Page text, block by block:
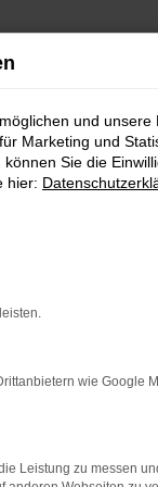
Wir bieten
ganz sicher
auch zu
Qualität
und unsere
Marketing und
Sie die
hier:
wie Google
Leistung zu messen